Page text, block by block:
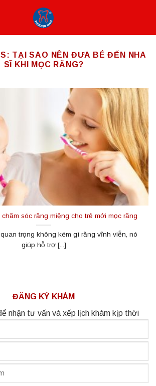
TẠI SAO NÊN ĐƯA BÉ ĐẾN NHA
SĨ KHI MỌC RĂNG?
sóc răng miệng cho trẻ mới mọc răng
trọng không kém gì răng vĩnh viễn, nó
giúp hỗ trợ [...]
ĐĂNG KÝ KHÁM
nhận tư vấn và xếp lịch khám kịp thời